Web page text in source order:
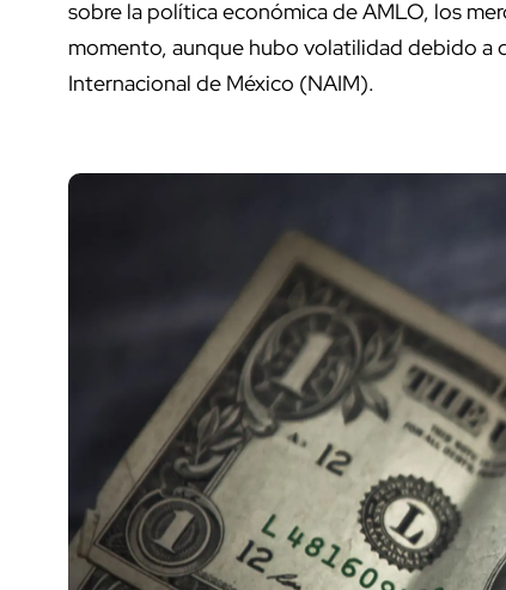
sobre la política económica de AMLO, los
momento, aunque hubo volatilidad debido a
Internacional de México (NAIM).